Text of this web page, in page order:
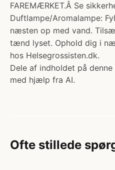
FAREMÆRKET.Â Se
Duftlampe/Aromalampe:
næsten op med vand.
tænd lyset. Ophold dig i
hos Helsegrossisten.dk.
Dele af indholdet på
med hjælp fra AI.
Ofte stillede